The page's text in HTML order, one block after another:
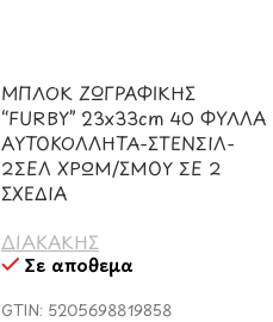
ΜΠΛΟΚ ΖΩΓΡΑΦΙΚΗΣ
“FURBY” 23x33cm 40 ΦΥΛΛΑ
ΑΥΤΟΚΟΛΛΗΤΑ-ΣΤΕΝΣΙΛ-
2ΣΕΛ ΧΡΩΜ/ΣΜΟΥ ΣΕ 2
ΣΧΕΔΙΑ
ΔΙΑΚΑΚΗΣ
Σε απόθεμα
GTIN: 5205698819858